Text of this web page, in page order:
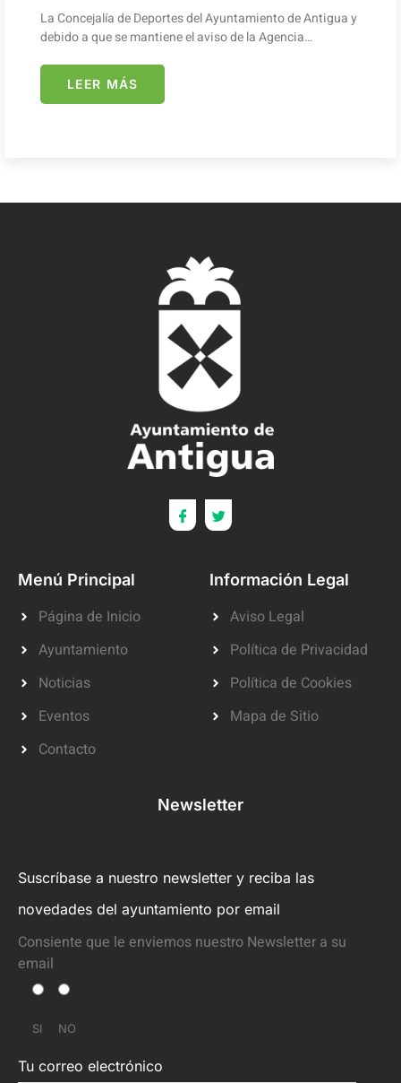
La Concejalía de Deportes del Ayuntamiento de Antigua y
debido a que se mantiene el aviso de la Agencia…
LEER MÁS
Menú Principal
Página de Inicio
Ayuntamiento
Noticias
Eventos
Contacto
Información Legal
Aviso Legal
Política de Privacidad
Política de Cookies
Mapa de Sitio
Newsletter
Suscríbase a nuestro newsletter y reciba las
novedades del ayuntamiento por email
Consiente que le enviemos nuestro Newsletter a su
email
SI NO
Tu correo electrónico